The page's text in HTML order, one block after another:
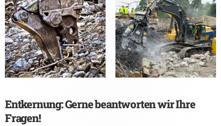
Entkernung: Gerne beantworten wir Ihre
Fragen!